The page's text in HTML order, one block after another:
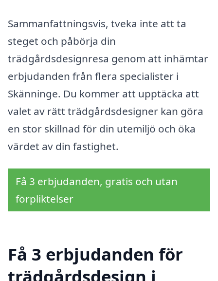
Sammanfattningsvis, tveka inte att ta
steget och påbörja din
trädgårdsdesignresa genom att inhämtar
erbjudanden från flera specialister i
Skänninge. Du kommer att upptäcka att
valet av rätt trädgårdsdesigner kan göra
en stor skillnad för din utemiljö och öka
värdet av din fastighet.
Få 3 erbjudanden, gratis och utan
förpliktelser
Få 3 erbjudanden för
trädgårdsdesign i